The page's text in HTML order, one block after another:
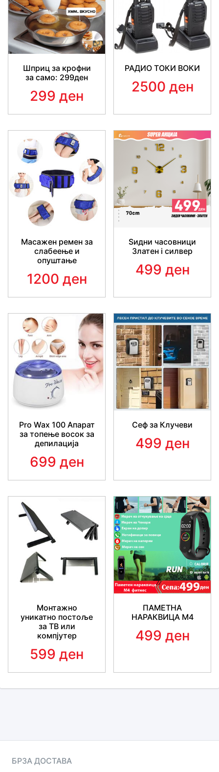
Шприц за крофни
за само: 299ден
299 ден
РАДИО ТОКИ ВОКИ
2500 ден
Масажен ремен за
слабеење и
опуштање
1200 ден
Ѕидни часовници
Златен i силвер
499 ден
Pro Wax 100 Апарат
за топење восок за
депилација
699 ден
Сеф за Клучеви
499 ден
Монтажно
уникатно постоље
за ТВ или
компјутер
599 ден
ПАМЕТНА
НАРАКВИЦА М4
499 ден
БРЗА ДОСТАВА